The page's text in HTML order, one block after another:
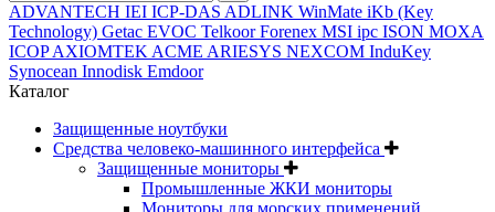
ADVANTECH IEI ICP-DAS ADLINK WinMate iKb (Key
Technology) Getac EVOC TelkoorForenex MSI ipc ISON MOXA
ICOPAXIOMTEK ACME ARIESYS NEXCOM InduKey
Synocean Innodisk Emdoor
Каталог
Защищенные ноутбуки
Средства человеко-машинного интерфейса
Защищенные мониторы
Промышленные ЖКИ мониторы
Мониторы для морских применений